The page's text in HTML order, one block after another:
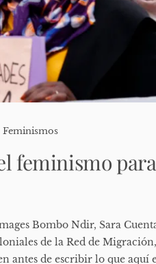
Feminismos
feminismo
Bombo Ndir, Sara
de la Red de
antes de escribir lo que